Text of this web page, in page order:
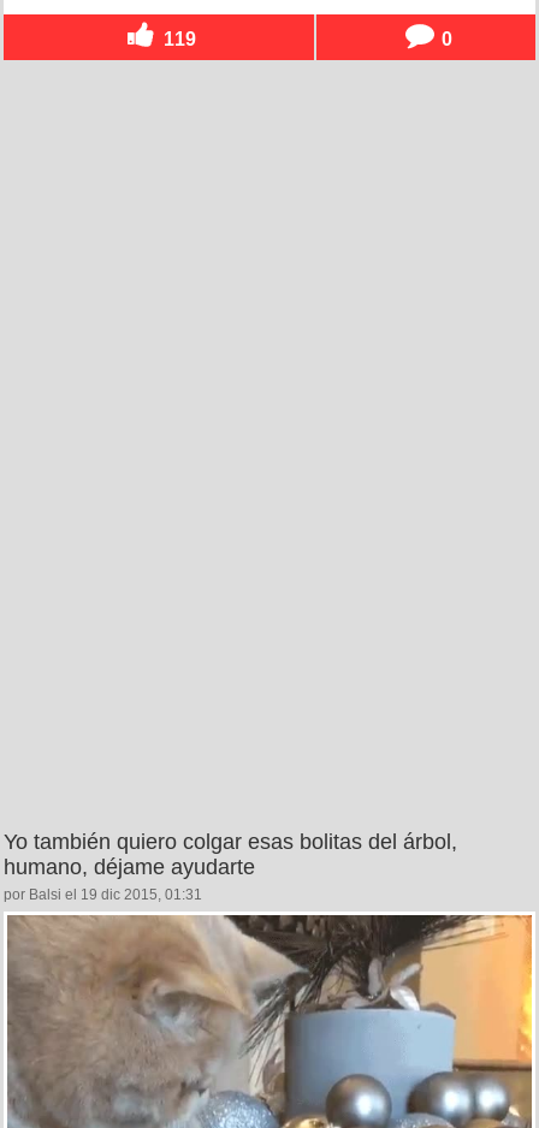
119 0
Yo también quiero colgar esas bolitas del árbol,
humano, déjame ayudarte
por Balsi el 19 dic 2015, 01:31